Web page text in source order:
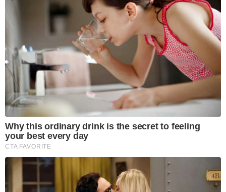
Why this ordinary drink is the secret to feeling
your best every day
CTA FAVORITE